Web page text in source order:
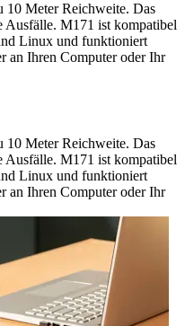
10 Meter Reichweite. Das
Ausfälle. M171 ist kompatibel
Linux und funktioniert
an Ihren Computer oder Ihr
10 Meter Reichweite. Das
Ausfälle. M171 ist kompatibel
Linux und funktioniert
an Ihren Computer oder Ihr